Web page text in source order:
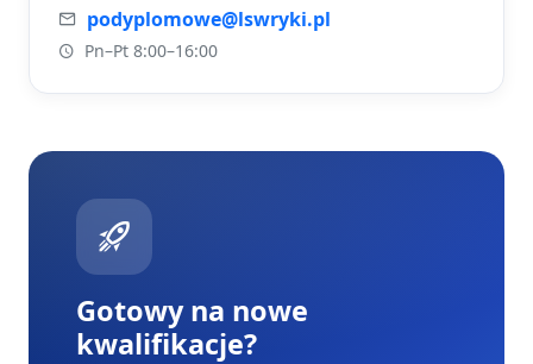
podyplomowe@lswryki.pl
Pn–Pt 8:00–16:00
Gotowy na nowe
kwalifikacje?